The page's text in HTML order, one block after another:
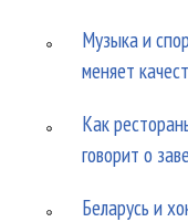
Музыка и
меняет
Как
говорит о
Беларусь и